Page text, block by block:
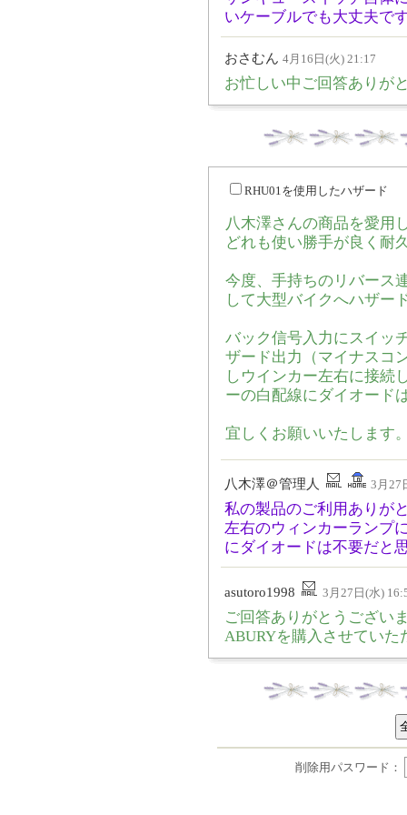
いケーブルでも大丈夫で
おさむん 4月16日(火) 21:17
お忙しい中ご回答ありが
RHU01を使用したハザード
八木澤さんの商品を愛用
どれも使い勝手が良く耐
今度、手持ちのリバース
して大型バイクへハザー
バック信号入力にスイッ
ザード出力（マイナスコ
しウインカー左右に接続
ーの白配線にダイオード
宜しくお願いいたします
八木澤＠管理人 3月27
私の製品のご利用ありが
左右のウィンカーランプ
にダイオードは不要だと
asutoro1998 3月27日(水)
ご回答ありがとうござい
ABURYを購入させていた
削除用パスワード：